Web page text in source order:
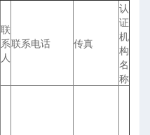
联
系
人
联系电话 传真
认
证
机
构
名
称